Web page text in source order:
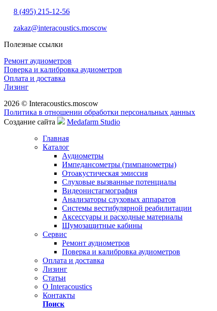
8 (495) 215-12-56
zakaz@interacoustics.moscow
Полезные ссылки
Ремонт аудиометров
Поверка и калибровка аудиометров
Оплата и доставка
Лизинг
2026 © Interacoustics.moscow
Политика в отношении обработки персональных данных
Создание сайта
Medafarm Studio
Главная
Каталог
Аудиометры
Импедансометры (тимпанометры)
Отоакустическая эмиссия
Cлуховые вызванные потенциалы
Видеонистагмография
Анализаторы слуховых аппаратов
Системы вестибулярной реабилитации
Аксессуары и расходные материалы
Шумозащитные кабины
Сервис
Ремонт аудиометров
Поверка и калибровка аудиометров
Оплата и доставка
Лизинг
Статьи
О Interacoustics
Контакты
Поиск